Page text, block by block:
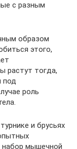
с разным
образом
этого,
растут тогда,
под
роль
и брусьях
набор мышечной